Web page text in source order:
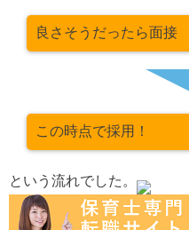
良さそうだったら面接
この時点で採用！
という流れでした。